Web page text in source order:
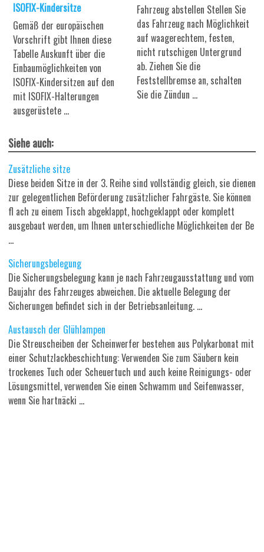
ISOFIX-Kindersitze
Gemäß der europäischen
Vorschrift gibt Ihnen diese
Tabelle Auskunft über die
Einbaumöglichkeiten von
ISOFIX-Kindersitzen auf den
mit ISOFIX-Halterungen
ausgerüstete ...
Fahrzeug abstellen Stellen Sie
das Fahrzeug nach Möglichkeit
auf waagerechtem, festen,
nicht rutschigen Untergrund
ab. Ziehen Sie die
Feststellbremse an, schalten
Sie die Zündun ...
Siehe auch:
Zusätzliche sitze
Diese beiden Sitze in der 3. Reihe sind vollständig gleich, sie dienen
zur gelegentlichen Beförderung zusätzlicher Fahrgäste. Sie können
fl ach zu einem Tisch abgeklappt, hochgeklappt oder komplett
ausgebaut werden, um Ihnen unterschiedliche Möglichkeiten der Be
...
Sicherungsbelegung
Die Sicherungsbelegung kann je nach Fahrzeugausstattung und vom
Baujahr des Fahrzeuges abweichen. Die aktuelle Belegung der
Sicherungen befindet sich in der Betriebsanleitung. ...
Austausch der Glühlampen
Die Streuscheiben der Scheinwerfer bestehen aus Polykarbonat mit
einer Schutzlackbeschichtung: Verwenden Sie zum Säubern kein
trockenes Tuch oder Scheuertuch und auch keine Reinigungs- oder
Lösungsmittel, verwenden Sie einen Schwamm und Seifenwasser,
wenn Sie hartnäcki ...